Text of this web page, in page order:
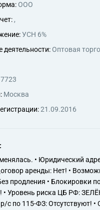
ООО
,
УСН 6%
деятельности: Оптовая
7723
Москва
21.09.2016
• Юридический
аренды: Нет! •
продления • Блокировки
• Уровень риска ЦБ РФ:
с по 115-ФЗ: Отсутствуют! •